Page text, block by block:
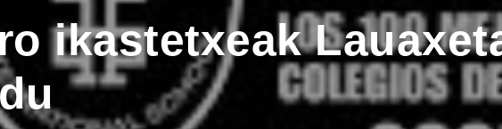
ikastetxeak